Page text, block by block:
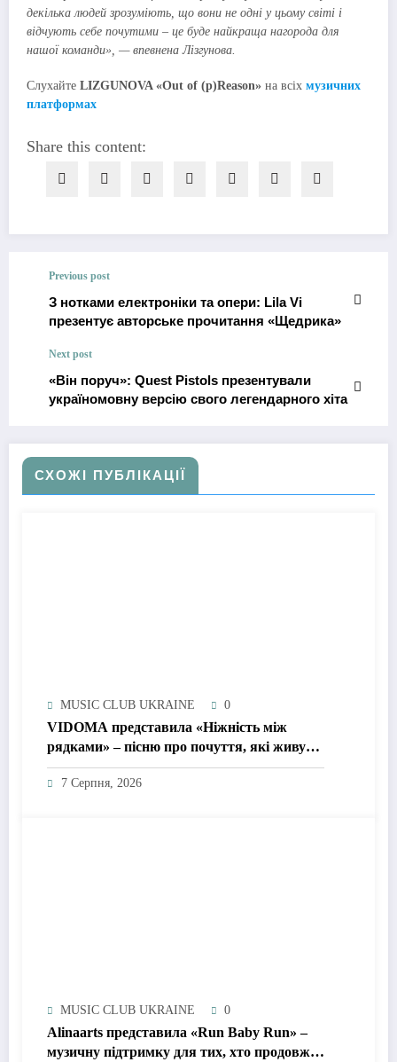
декілька людей зрозуміють, що вони не одні у цьому світі і
відчують себе почутими – це буде найкраща нагорода для
нашої команди», — впевнена Лізгунова.
Слухайте LIZGUNOVA «Out of (p)Reason» на всіх музичних
платформах
Share this content:
Previous post
З нотками електроніки та опери: Lila Vi
презентує авторське прочитання «Щедрика»
Next post
«Він поруч»: Quest Pistols презентували
україномовну версію свого легендарного хіта
СХОЖІ ПУБЛІКАЦІЇ
MUSIC CLUB UKRAINE 0
VIDOMA представила «Ніжність між
рядками» – пісню про почуття, які живуть
у мовчанні
7 Серпня, 2026
MUSIC CLUB UKRAINE 0
Alinaarts представила «Run Baby Run» –
музичну підтримку для тих, хто продовжує